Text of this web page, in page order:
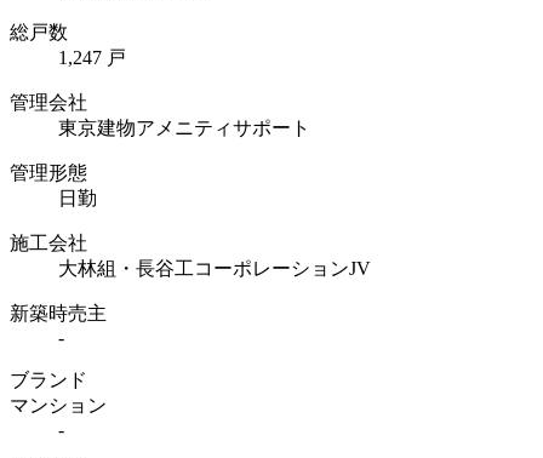
総戸数
1,247 戸
管理会社
東京建物アメニティサポート
管理形態
日勤
施工会社
大林組・長谷工コーポレーションJV
新築時売主
-
ブランド
マンション
-